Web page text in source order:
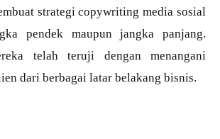
strategi copywriting media sosial
pendek maupun jangka panjang.
telah teruji dengan menangani
dari berbagai latar belakang bisnis.